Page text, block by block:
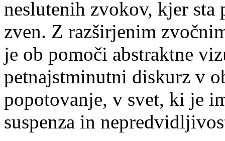
neslutenih zvokov, kjer sta
zven. Z razširjenim
je ob pomoči abstraktne
petnajstminutni diskurz v
popotovanje, v svet, ki je
suspenza in